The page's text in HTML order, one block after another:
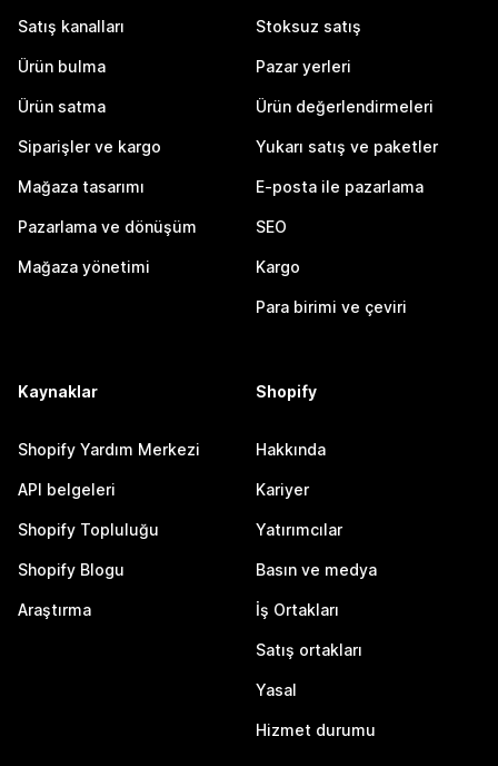
Satış kanalları
Ürün bulma
Ürün satma
Siparişler ve kargo
Mağaza tasarımı
Pazarlama ve dönüşüm
Mağaza yönetimi
Stoksuz satış
Pazar yerleri
Ürün değerlendirmeleri
Yukarı satış ve paketler
E-posta ile pazarlama
SEO
Kargo
Para birimi ve çeviri
Kaynaklar
Shopify Yardım Merkezi
API belgeleri
Shopify Topluluğu
Shopify Blogu
Araştırma
Shopify
Hakkında
Kariyer
Yatırımcılar
Basın ve medya
İş Ortakları
Satış ortakları
Yasal
Hizmet durumu